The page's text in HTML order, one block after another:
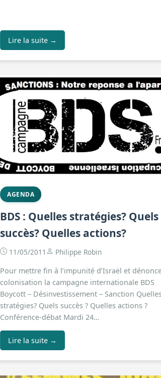
Lire la suite →
AGENDA
BDS : Quelles stratégies? Quels
succès? Quelles actions?
11/05/2011
Philippe Robin
Pour mettre fin à l’impunité d’Israël et
colonisation la campagne internationale BDS
Boycott – Désinvestissement – Sanction
stratégies? Quels succès ? Quelles actions ?
Conférence-débat Mardi 24…
Lire la suite →